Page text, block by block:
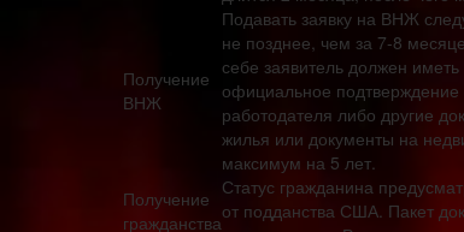
Получение
ВНЖ
Подавать заявку на ВНЖ
не позднее, чем за 7-8
себе заявитель должен
официальное подтверждение
работодателя либо другие
жилья или документы на
максимум на 5 лет.
Получение
гражданства
Статус гражданина
от подданства США. Пакет